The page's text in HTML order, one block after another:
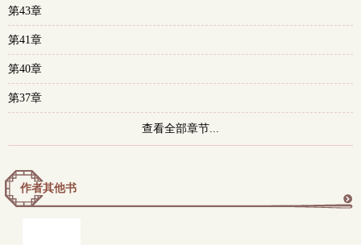
第43章
第41章
第40章
第37章
查看全部章节...
作者其他书